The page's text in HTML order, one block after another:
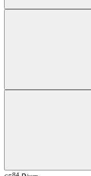
84